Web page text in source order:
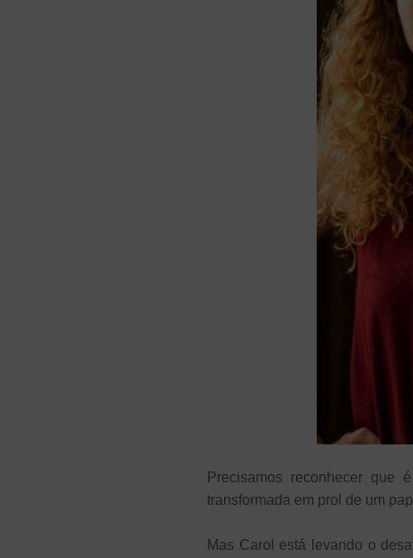
Precisamos reconhecer
transformada em prol de um
Mas Carol está levando o